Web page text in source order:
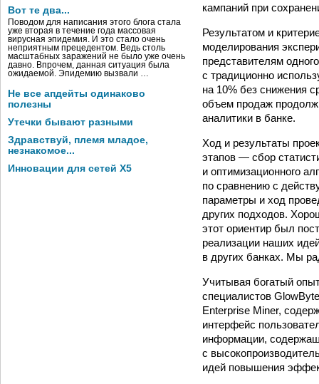
Вот те два...
Поводом для написания этого блога стала
уже вторая в течение года массовая
вирусная эпидемия. И это стало очень
неприятным прецедентом. Ведь столь
масштабных заражений не было уже очень
давно. Впрочем, данная ситуация была
ожидаемой. Эпидемию вызвали …
Не все апдейты одинаково
полезны
Утечки бывают разными
Здравствуй, племя младое,
незнакомое...
Инновации для сетей X5
кампаний при
Результатом и
моделирования
представителям
с традиционно
на 10% без снижения
объем продаж
аналитики в банке.
Ход и результаты
этапов — сбор
и оптимизационного
по сравнению с
параметры и ход
других подходов.
этот ориентир был
реализации наших
в других банках. Мы
Учитывая богатый
специалистов
Enterprise Miner,
интерфейс
информации,
с
идей повышения